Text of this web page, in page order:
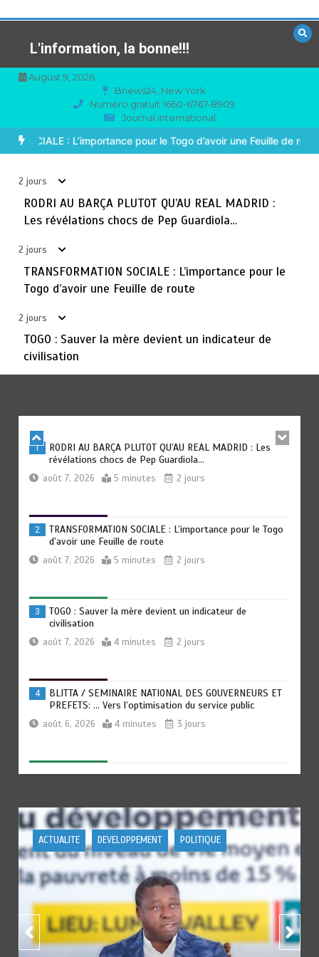
au
contenuL'information, la bonne!!!
August 9, 2026
Bnews24, New York
Numéro gratuit 1660-6767-8909
Journal international
MADRID : Les révélations chocs de Pep Guardiola…
2 jours
RODRI AU BARÇA PLUTOT QU’AU REAL MADRID :
Les révélations chocs de Pep Guardiola…
2 jours
TRANSFORMATION SOCIALE : L’importance pour le
Togo d’avoir une Feuille de route
2 jours
TOGO : Sauver la mère devient un indicateur de
civilisation
TOGO : Sauver la mère devient un indicateur de
4
BLITTA / SEMINAIRE NATIONAL DES GOUVERNEURS ET
PREFETS: … Vers l’optimisation du service public
RECHERCHE ET INNOVATION: Le Togo ouvre la voie pour
l’enracinement du génie génétique et de la
tourisme
1
RODRI AU BARÇA PLUTOT QU’AU REAL MADRID : Les
révélations chocs de Pep Guardiola…
août 7, 2026 5 minutes 2 jours
2
TRANSFORMATION SOCIALE : L’importance pour le Togo
d’avoir une Feuille de route
août 7, 2026 5 minutes 2 jours
3
TOGO : Sauver la mère devient un indicateur de
civilisation
août 7, 2026 4 minutes 2 jours
4
BLITTA / SEMINAIRE NATIONAL DES GOUVERNEURS ET
PREFETS: … Vers l’optimisation du service public
août 6, 2026 4 minutes 3 jours
5
RECHERCHE ET INNOVATION: Le Togo ouvre la voie pour
août 6, 2026 3 minutes 3 jours
6
TOGO : Bon vent dans les secteurs des transports et du
tourisme
août 6, 2026 4 minutes 3 jours
RODRI AU BARÇA PLUTOT QU’AU REAL MADRID : Les
révélations chocs de Pep Guardiola…
POLITIQUE POLITIQUE